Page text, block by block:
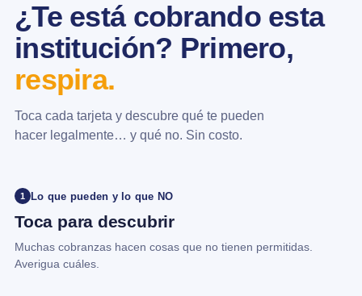
¿Te está cobrando esta
institución? Primero,
respira.
Toca cada tarjeta y descubre qué te pueden
hacer legalmente… y qué no. Sin costo.
1 Lo que pueden y lo que NO
Toca para descubrir
Muchas cobranzas hacen cosas que no tienen permitidas.
Averigua cuáles.